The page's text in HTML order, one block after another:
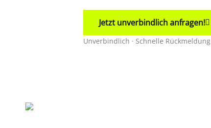
Jetzt unverbindlich anfragen!
Unverbindlich · Schnelle Rückmeldung